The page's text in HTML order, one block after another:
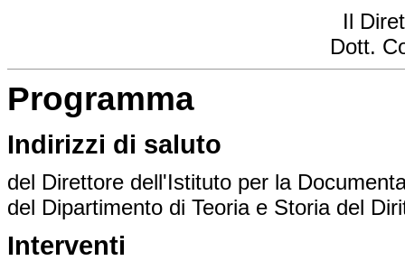
Il
Dott.
Programma
Indirizzi di saluto
del Direttore dell'Istituto per la
del Dipartimento di Teoria e Storia del
Interventi